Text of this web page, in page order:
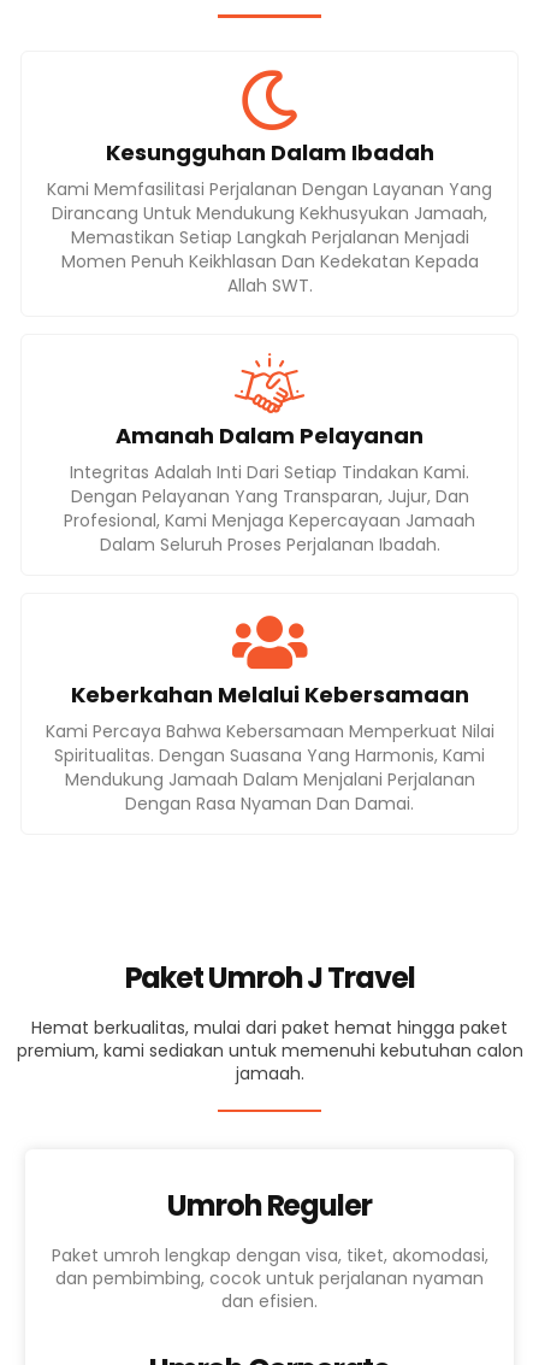
Kesungguhan Dalam Ibadah
Kami Memfasilitasi Perjalanan Dengan Layanan Yang
Dirancang Untuk Mendukung Kekhusyukan Jamaah,
Memastikan Setiap Langkah Perjalanan Menjadi
Momen Penuh Keikhlasan Dan Kedekatan Kepada
Allah SWT.
Amanah Dalam Pelayanan
Integritas Adalah Inti Dari Setiap Tindakan Kami.
Dengan Pelayanan Yang Transparan, Jujur, Dan
Profesional, Kami Menjaga Kepercayaan Jamaah
Dalam Seluruh Proses Perjalanan Ibadah.
Keberkahan Melalui Kebersamaan
Kami Percaya Bahwa Kebersamaan Memperkuat Nilai
Spiritualitas. Dengan Suasana Yang Harmonis, Kami
Mendukung Jamaah Dalam Menjalani Perjalanan
Dengan Rasa Nyaman Dan Damai.
Paket Umroh J Travel
Hemat berkualitas, mulai dari paket hemat hingga paket
premium, kami sediakan untuk memenuhi kebutuhan calon
jamaah.
Umroh Reguler
Paket umroh lengkap dengan visa, tiket, akomodasi,
dan pembimbing, cocok untuk perjalanan nyaman
dan efisien.